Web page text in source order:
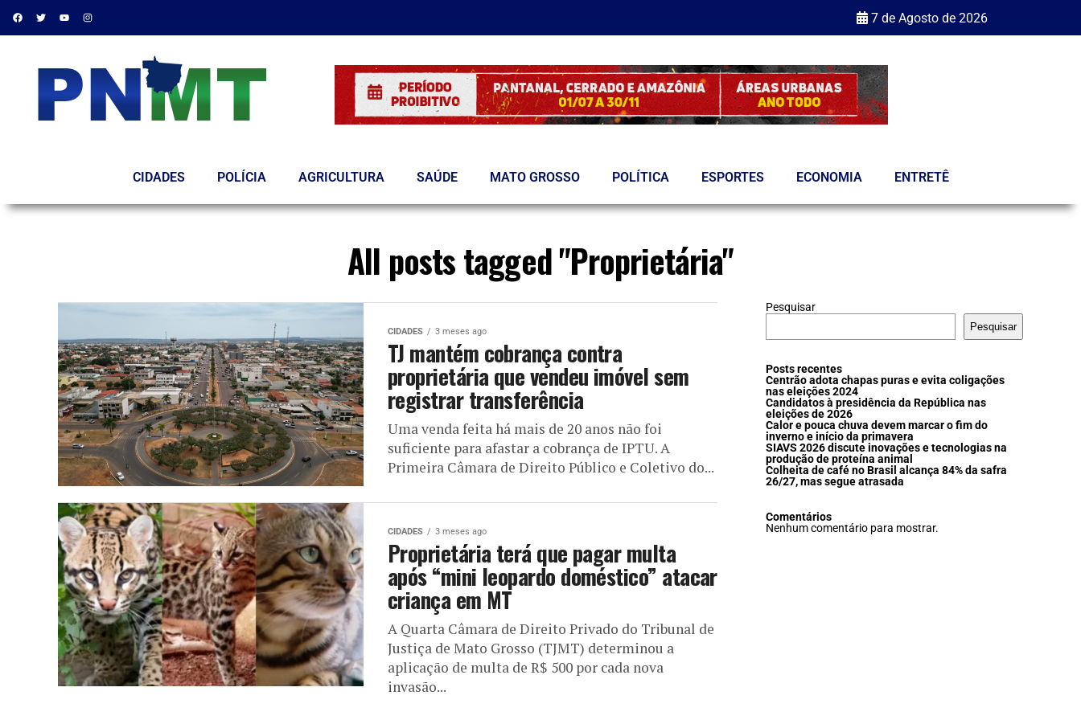
7 de Agosto de 2026
CIDADES POLÍCIA AGRICULTURA SAÚDE MATO GROSSO POLÍTICA ESPORTES ECONOMIA ENTRETÊ
All posts tagged "Proprietária"
CIDADES 3 meses ago
TJ mantém cobrança contra
proprietária que vendeu imóvel sem
registrar transferência
Uma venda feita há mais de 20 anos não foi
suficiente para afastar a cobrança de IPTU. A
Primeira Câmara de Direito Público e Coletivo do...
CIDADES 3 meses ago
Proprietária terá que pagar multa
após “mini leopardo doméstico” atacar
criança em MT
A Quarta Câmara de Direito Privado do Tribunal de
Justiça de Mato Grosso (TJMT) determinou a
aplicação de multa de R$ 500 por cada nova
invasão...
Pesquisar
Pesquisar
Posts recentes
Centrão adota chapas puras e evita coligações
nas eleições 2024
Candidatos à presidência da República nas
eleições de 2026
Calor e pouca chuva devem marcar o fim do
inverno e início da primavera
SIAVS 2026 discute inovações e tecnologias na
produção de proteína animal
Colheita de café no Brasil alcança 84% da safra
26/27, mas segue atrasada
Comentários
Nenhum comentário para mostrar.